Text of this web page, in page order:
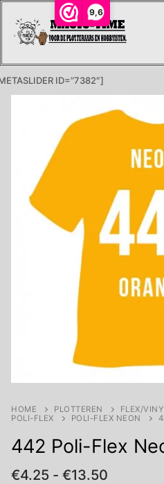
9,6
naar
ID=”7382″]
HOME PLOTTEREN
FLEX/
POLI-FLEX
POLI-FLEX NEON
442 Poli-Flex
€4.25 - €13.50